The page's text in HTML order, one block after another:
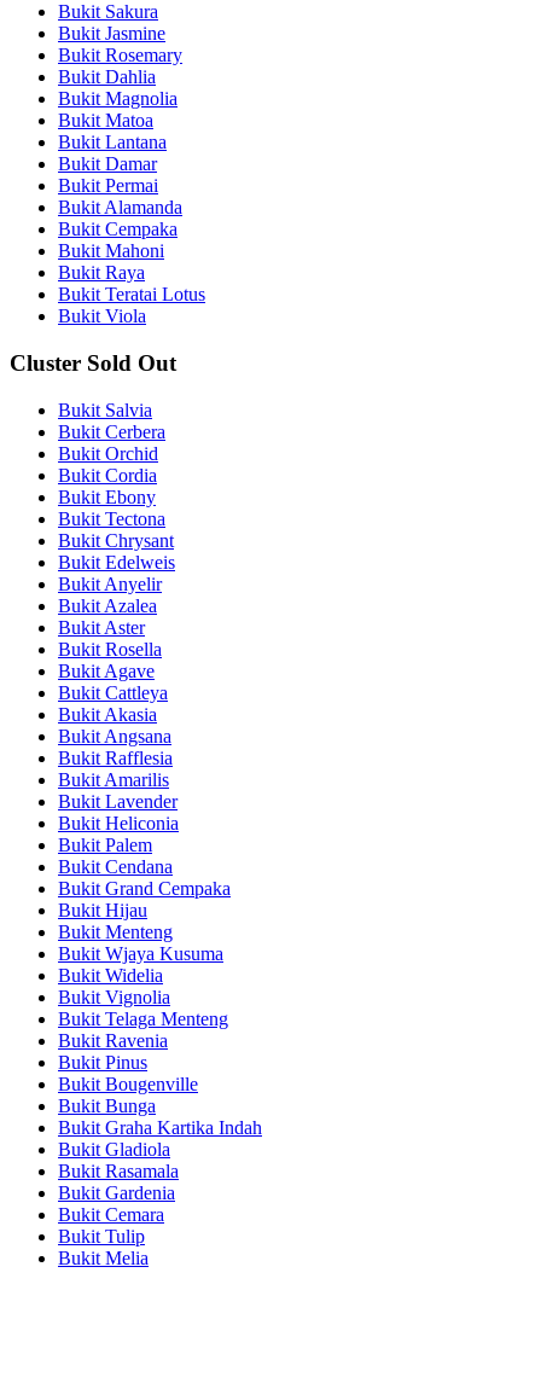
Bukit Sakura
Bukit Jasmine
Bukit Rosemary
Bukit Dahlia
Bukit Magnolia
Bukit Matoa
Bukit Lantana
Bukit Damar
Bukit Permai
Bukit Alamanda
Bukit Cempaka
Bukit Mahoni
Bukit Raya
Bukit Teratai Lotus
Bukit Viola
Cluster Sold Out
Bukit Salvia
Bukit Cerbera
Bukit Orchid
Bukit Cordia
Bukit Ebony
Bukit Tectona
Bukit Chrysant
Bukit Edelweis
Bukit Anyelir
Bukit Azalea
Bukit Aster
Bukit Rosella
Bukit Agave
Bukit Cattleya
Bukit Akasia
Bukit Angsana
Bukit Rafflesia
Bukit Amarilis
Bukit Lavender
Bukit Heliconia
Bukit Palem
Bukit Cendana
Bukit Grand Cempaka
Bukit Hijau
Bukit Menteng
Bukit Wjaya Kusuma
Bukit Widelia
Bukit Vignolia
Bukit Telaga Menteng
Bukit Ravenia
Bukit Pinus
Bukit Bougenville
Bukit Bunga
Bukit Graha Kartika Indah
Bukit Gladiola
Bukit Rasamala
Bukit Gardenia
Bukit Cemara
Bukit Tulip
Bukit Melia